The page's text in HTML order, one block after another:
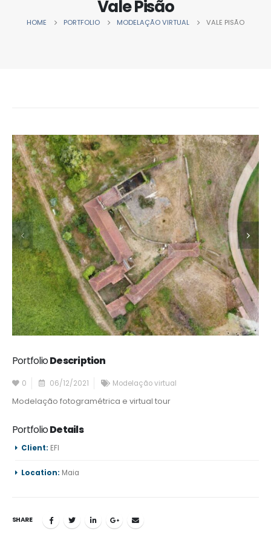
Vale Pisão
HOME PORTFOLIO MODELAÇÃO VIRTUAL VALE PISÃO
PortfolioDescription
0 06/12/2021 Modelação virtual
Modelação fotogramétrica e virtual tour
PortfolioDetails
Client: EFI
Location: Maia
SHARE